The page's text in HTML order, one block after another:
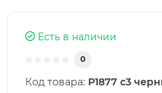
Есть в наличии
0
Код товара: Р1877 с3